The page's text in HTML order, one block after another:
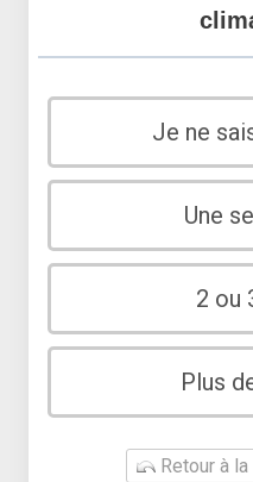
Je ne
Une
2 ou
Plus
Retour à